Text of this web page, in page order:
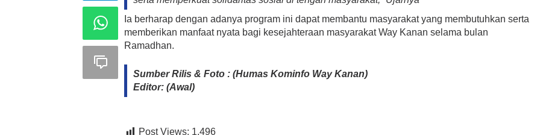
Ia berharap dengan adanya program ini dapat membantu masyarakat yang membutuhkan serta
memberikan manfaat nyata bagi kesejahteraan masyarakat Way Kanan selama bulan
Ramadhan.
Sumber Rilis & Foto : (Humas Kominfo Way Kanan)
Editor: (Awal)
Post Views: 1,496